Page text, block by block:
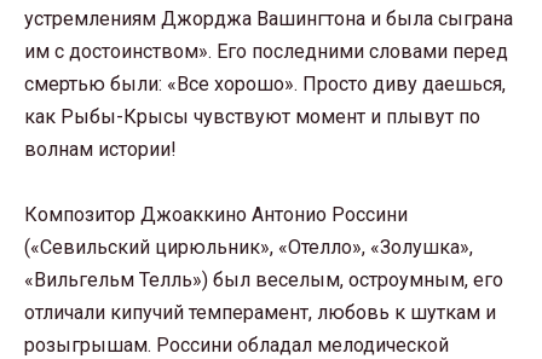
устремлениям Джорджа Вашингтона и была сыграна
им с достоинством». Его последними словами перед
смертью были: «Все хорошо». Просто диву даешься,
как Рыбы-Крысы чувствуют момент и плывут по
волнам истории!
Композитор Джоаккино Антонио Россини
(«Севильский цирюльник», «Отелло», «Золушка»,
«Вильгельм Телль») был веселым, остроумным, его
отличали кипучий темперамент, любовь к шуткам и
розыгрышам. Россини обладал мелодической